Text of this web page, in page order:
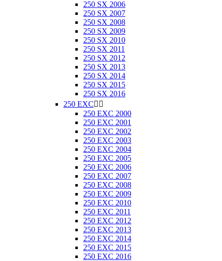
250 SX 2006
250 SX 2007
250 SX 2008
250 SX 2009
250 SX 2010
250 SX 2011
250 SX 2012
250 SX 2013
250 SX 2014
250 SX 2015
250 SX 2016
250 EXC 
250 EXC 2000
250 EXC 2001
250 EXC 2002
250 EXC 2003
250 EXC 2004
250 EXC 2005
250 EXC 2006
250 EXC 2007
250 EXC 2008
250 EXC 2009
250 EXC 2010
250 EXC 2011
250 EXC 2012
250 EXC 2013
250 EXC 2014
250 EXC 2015
250 EXC 2016